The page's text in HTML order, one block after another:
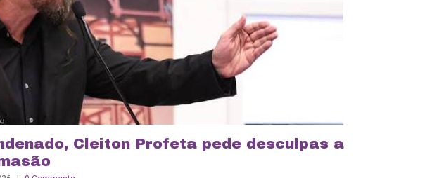
Cleiton Profeta pede desculpas a